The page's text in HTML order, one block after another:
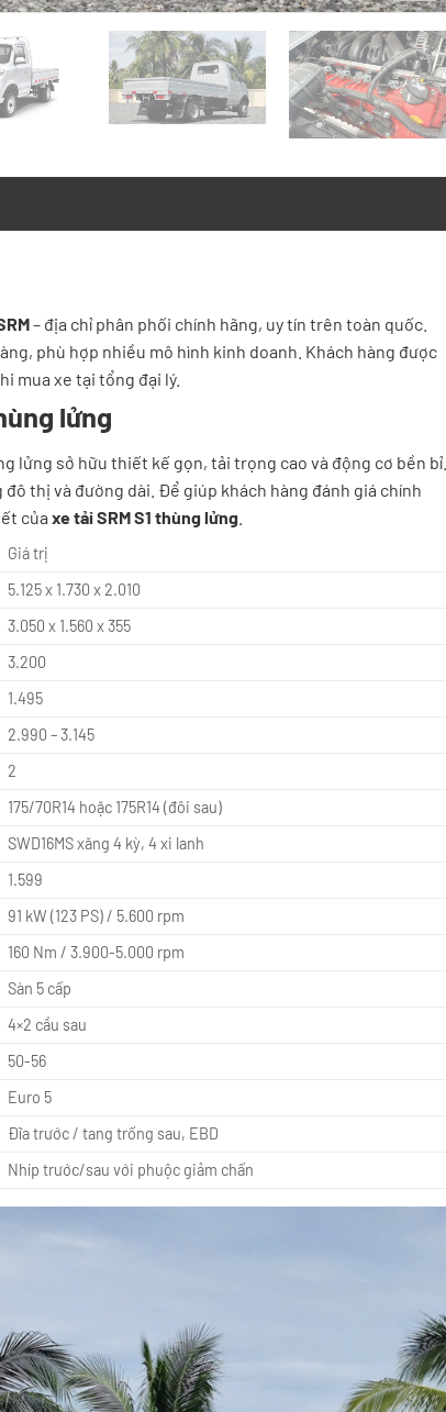
– địa chỉ phân phối chính hãng, uy tín trên toàn quốc.
phù hợp nhiều mô hình kinh doanh. Khách hàng được
mua xe tại tổng đại lý.
lửng
lửng sở hữu thiết kế gọn, tải trọng cao và động cơ bền bỉ.
thị và đường dài. Để giúp khách hàng đánh giá chính
của xe tải SRM S1 thùng lửng
Giá trị
5.125 x 1.730 x 2.010
3.050 x 1.560 x 355
3.200
1.495
2.990 – 3.145
2
175/70R14 hoặc 175R14 (đôi sau)
SWD16MS xăng 4 kỳ, 4 xi lanh
1.599
91 kW (123 PS) / 5.600 rpm
160 Nm / 3.900-5.000 rpm
Sàn 5 cấp
4×2 cầu sau
50-56
Euro 5
Đĩa trước / tang trống sau, EBD
Nhíp trước/sau với phuộc giảm chấn